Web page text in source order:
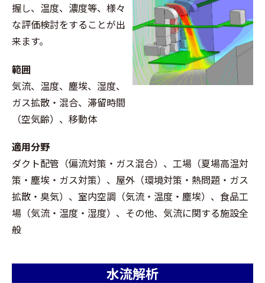
握し、温度、濃度等、様々
な評価検討をすることが出
来ます。
範囲
気流、温度、塵埃、湿度、
ガス拡散・混合、滞留時間
（空気齢）、移動体
適用分野
ダクト配管（偏流対策・ガス混合）、工場（夏場高温対
策・塵埃・ガス対策）、屋外（環境対策・熱問題・ガス
拡散・臭気）、室内空調（気流・温度・塵埃）、食品工
場（気流・温度・湿度）、その他、気流に関する施設全
般
水流解析